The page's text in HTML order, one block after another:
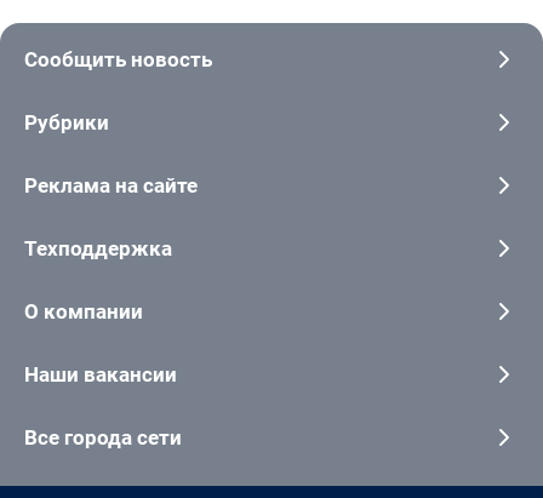
Сообщить новость
Рубрики
Реклама на сайте
Техподдержка
О компании
Наши вакансии
Все города сети